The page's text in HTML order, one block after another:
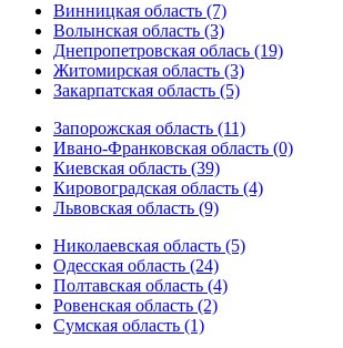
Винницкая область (7)
Волынская область (3)
Днепропетровская облась (19)
Житомирская область (3)
Закарпатская область (5)
Запорожская область (11)
Ивано-Франковская область (0)
Киевская область (39)
Кировоградская область (4)
Львовская область (9)
Николаевская область (5)
Одесская область (24)
Полтавская область (4)
Ровенская область (2)
Сумская область (1)